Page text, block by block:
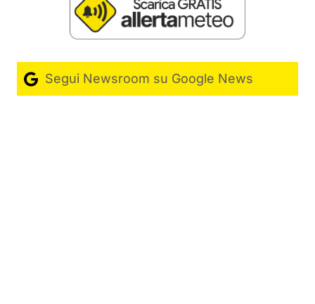
Segui Newsroom su Google News